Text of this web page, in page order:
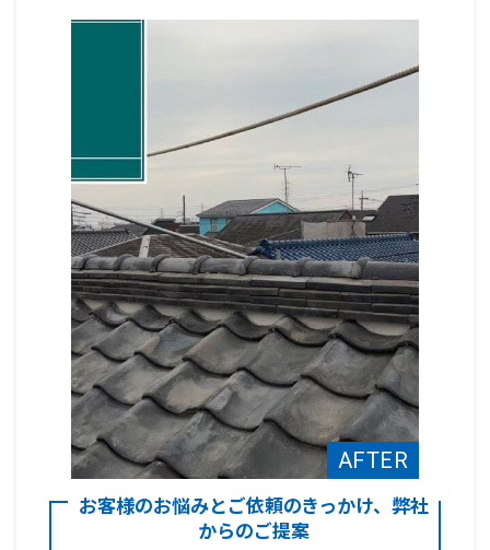
お客様のお悩みとご依頼のきっかけ、弊社
からのご提案